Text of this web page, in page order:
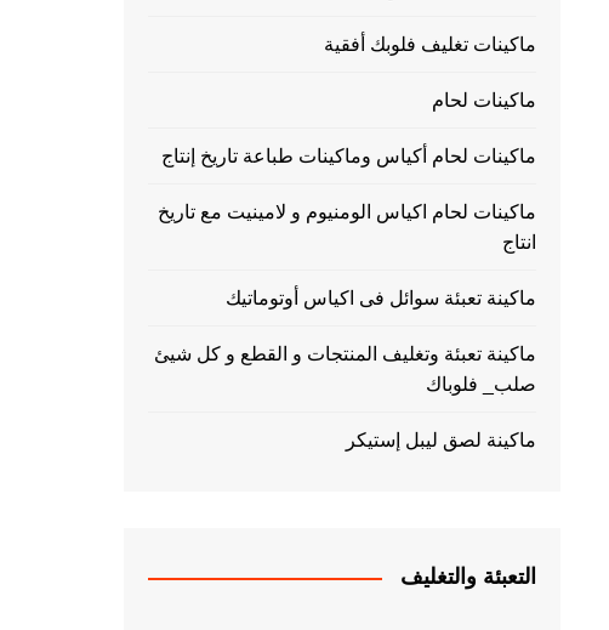
ماكينات تغليف فلوبك أفقية
ماكينات لحام
ماكينات لحام أكياس وماكينات طباعة تاريخ إنتاج
ماكينات لحام اكياس الومنيوم و لامينيت مع تاريخ
انتاج
ماكينة تعبئة سوائل فى اكياس أوتوماتيك
ماكينة تعبئة وتغليف المنتجات و القطع و كل شيئ
صلب_ فلوباك
ماكينة لصق ليبل إستيكر
التعبئة والتغليف